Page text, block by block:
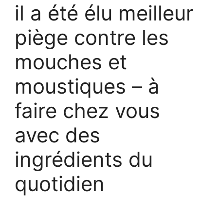
il a été élu meilleur
piège contre les
mouches et
moustiques – à
faire chez vous
avec des
ingrédients du
quotidien